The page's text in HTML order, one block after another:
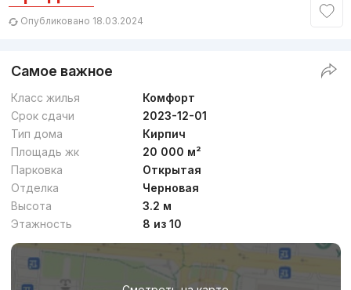
4к квартира, 70 м²
Опубликовано 18.03.2024
Самое важное
Класс жилья
Комфорт
Срок сдачи
2023-12-01
Тип дома
Кирпич
Площадь жк
20 000 м²
Парковка
Открытая
Отделка
Черновая
Высота
3.2 м
Этажность
8 из 10